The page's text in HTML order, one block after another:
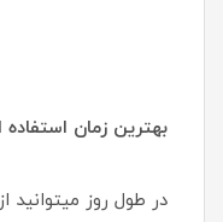
بهترین زمان
در طول روز میتوانید